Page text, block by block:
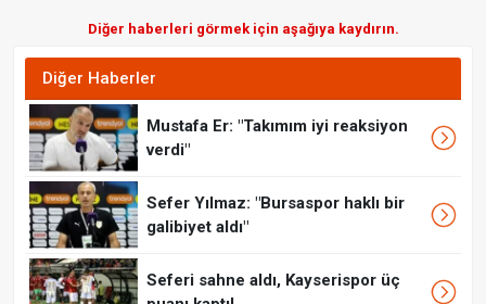
Diğer haberleri görmek için aşağıya kaydırın.
Diğer Haberler
Mustafa Er: "Takımım iyi reaksiyon
verdi"
Sefer Yılmaz: "Bursaspor haklı bir
galibiyet aldı"
Seferi sahne aldı, Kayserispor üç